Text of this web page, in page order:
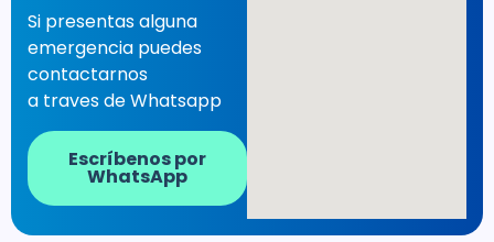
Si presentas alguna
emergencia puedes
contactarnos
a traves de Whatsapp
Escríbenos por
WhatsApp